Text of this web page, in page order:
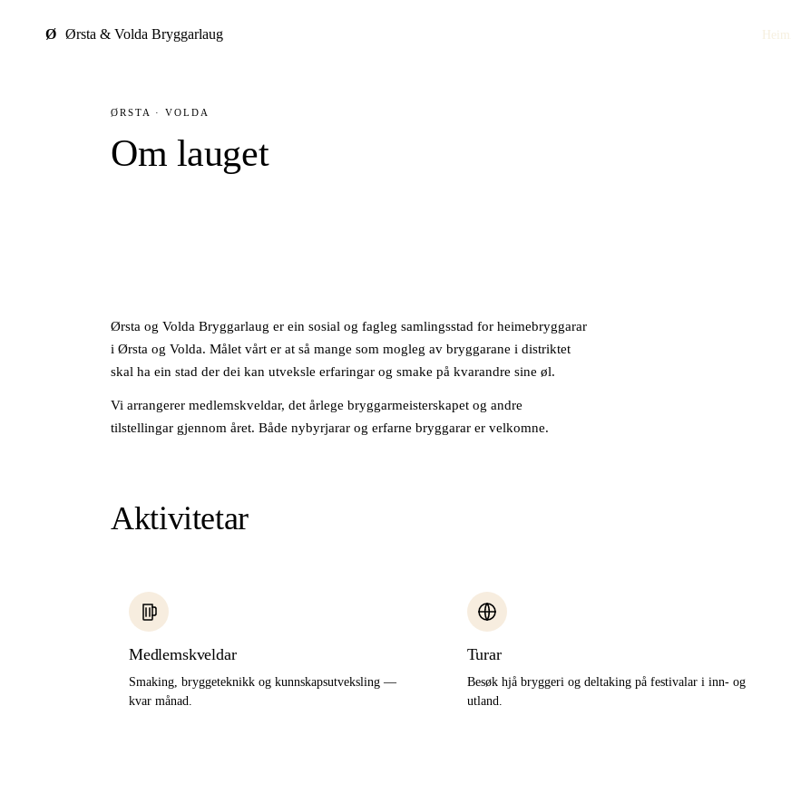
Ø Ørsta & Volda Bryggarlaug Heim
ØRSTA · VOLDA
Om lauget
Ørsta og Volda Bryggarlaug er ein sosial og fagleg samlingsstad for heimebryggarar
i Ørsta og Volda. Målet vårt er at så mange som mogleg av bryggarane i distriktet
skal ha ein stad der dei kan utveksle erfaringar og smake på kvarandre sine øl.
Vi arrangerer medlemskveldar, det årlege bryggarmeisterskapet og andre
tilstellingar gjennom året. Både nybyrjarar og erfarne bryggarar er velkomne.
Aktivitetar
Medlemskveldar
Smaking, bryggeteknikk og kunnskapsutveksling —
kvar månad.
Turar
Besøk hjå bryggeri og deltaking på festivalar i inn- og
utland.